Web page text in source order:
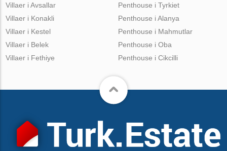
Villaer i Avsallar
Villaer i Konakli
Villaer i Kestel
Villaer i Belek
Villaer i Fethiye
Penthouse i Tyrkiet
Penthouse i Alanya
Penthouse i Mahmutlar
Penthouse i Oba
Penthouse i Cikcilli